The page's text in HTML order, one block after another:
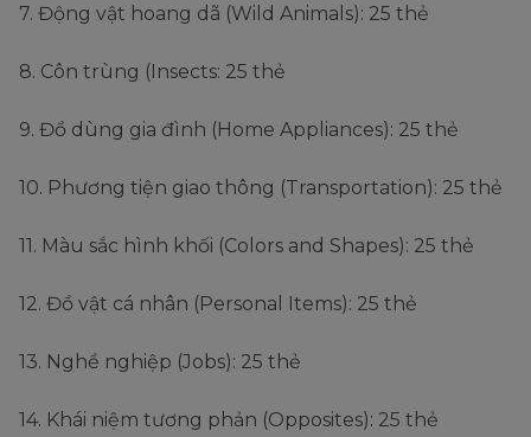
7. Động vật hoang dã (Wild Animals): 25 thẻ
8. Côn trùng (Insects: 25 thẻ
9. Đồ dùng gia đình (Home Appliances): 25 thẻ
10. Phương tiện giao thông (Transportation): 25 thẻ
11. Màu sắc hình khối (Colors and Shapes): 25 thẻ
12. Đồ vật cá nhân (Personal Items): 25 thẻ
13. Nghề nghiệp (Jobs): 25 thẻ
14. Khái niệm tương phản (Opposites): 25 thẻ